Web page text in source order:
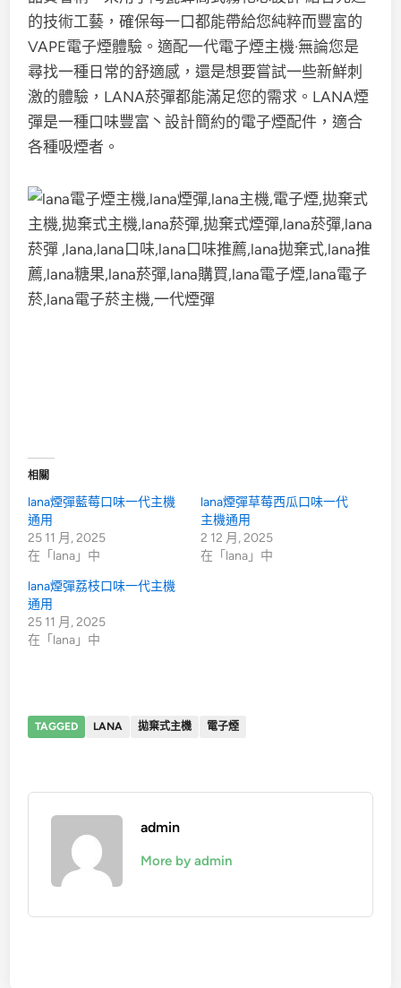
的技術工藝，確保每一口都能帶給您純粹而豐富的
VAPE電子煙體驗。適配一代電子煙主機·無論您是
尋找一種日常的舒適感，還是想要嘗試一些新鮮刺
激的體驗，LANA菸彈都能滿足您的需求。LANA煙
彈是一種口味豐富丶設計簡約的電子煙配件，適合
各種吸煙者。
相關
lana煙彈藍莓口味一代主機
通用
25 11 月, 2025
在「lana」中
lana煙彈草莓西瓜口味一代
主機通用
2 12 月, 2025
在「lana」中
lana煙彈荔枝口味一代主機
通用
25 11 月, 2025
在「lana」中
TAGGED LANA 拋棄式主機 電子煙
admin
More by admin